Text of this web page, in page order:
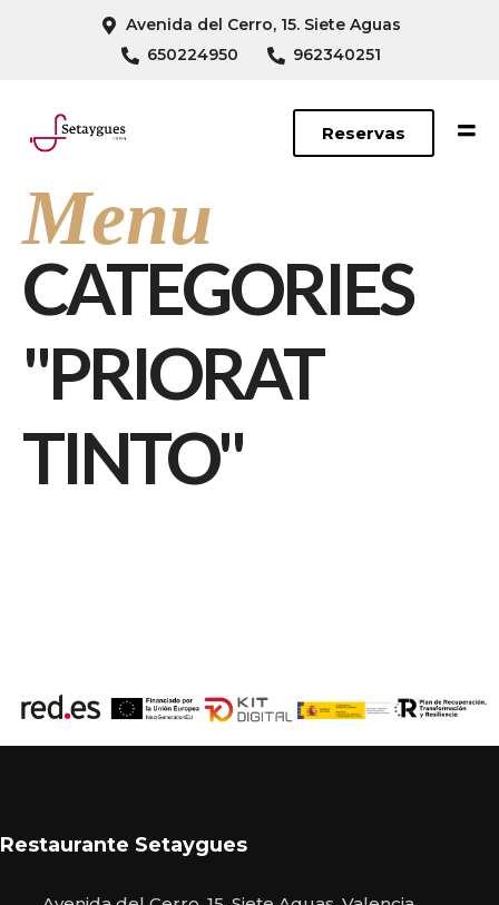
Avenida del Cerro, 15. Siete Aguas
650224950
962340251
Reservas
Menu
CATEGORIES
"PRIORAT
TINTO"
Restaurante Setaygues